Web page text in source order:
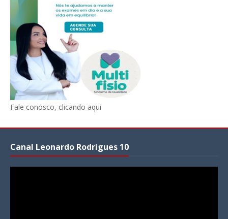
Fale conosco, clicando aqui
Canal Leonardo Rodrigues 10